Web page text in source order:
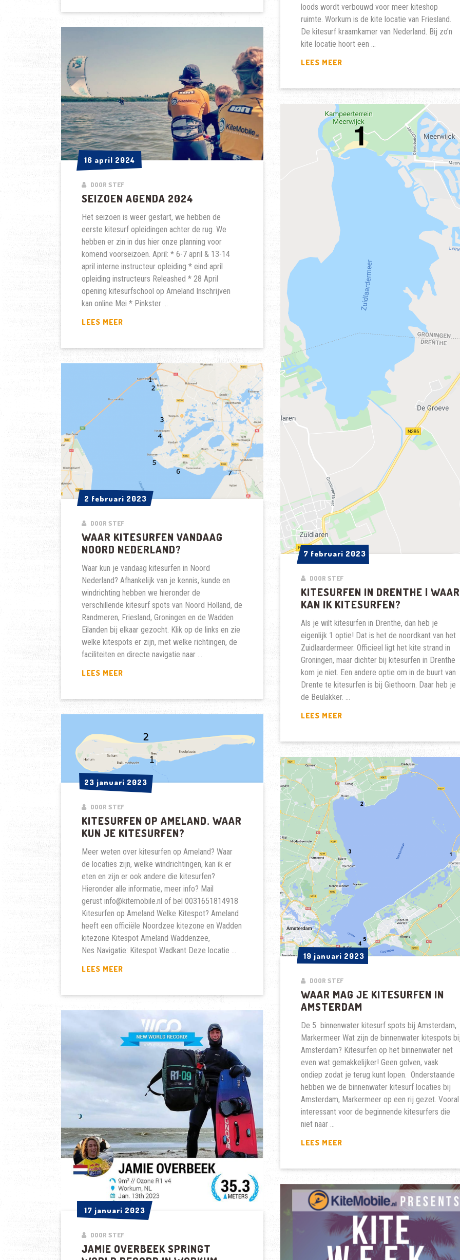
loods wordt verbouwd voor meer kiteshop
ruimte. Workum is de kite locatie van Friesland.
De kitesurf kraamkamer van Nederland. Bij zo’n
kite locatie hoort een …
LEES MEER
KITE
SHOP
IN
WORKUM,
FRIESLAND
16 april 2024
16 april 2024
DOOR STEF
SEIZOEN AGENDA 2024
Het seizoen is weer gestart, we hebben de
eerste kitesurf opleidingen achter de rug. We
hebben er zin in dus hier onze planning voor
komend voorseizoen. April: * 6-7 april & 13-14
april interne instructeur opleiding * eind april
opleiding instructeurs Releashed * 28 April
opening kitesurfschool op Ameland Inschrijven
kan online Mei * Pinkster …
LEES MEERSEIZOEN
7 februari 2023
7 februari 2023
DOOR STEF
KITESURFEN IN DRENTHE | WAAR
KAN IK KITESURFEN?
Als je wilt kitesurfen in Drenthe, dan heb je
eigenlijk 1 optie! Dat is het de noordkant van het
Zuidlaardermeer. Officieel ligt het kite strand in
Groningen, maar dichter bij kitesurfen in Drenthe
kom je niet. Een andere optie om in de buurt van
Drente te kitesurfen is bij Giethoorn. Daar heb je
de Beulakker. …
LEES MEER
WAAR
KAN
IK
KITESURFEN?
2 februari 2023
2 februari 2023
DOOR STEF
WAAR KITESURFEN VANDAAG
NOORD NEDERLAND?
Waar kun je vandaag kitesurfen in Noord
Nederland? Afhankelijk van je kennis, kunde en
windrichting hebben we hieronder de
verschillende kitesurf spots van Noord Holland, de
Randmeren, Friesland, Groningen en de Wadden
Eilanden bij elkaar gezocht. Klik op de links en zie
welke kitespots er zijn, met welke richtingen, de
faciliteiten en directe navigatie naar …
LEES MEERWAAR
NOORD
NEDERLAND?
23 januari 2023
23 januari 2023
DOOR STEF
KITESURFEN OP AMELAND. WAAR
KUN JE KITESURFEN?
Meer weten over kitesurfen op Ameland? Waar
de locaties zijn, welke windrichtingen, kan ik er
eten en zijn er ook andere die kitesurfen?
Hieronder alle informatie, meer info? Mail
gerust info@kitemobile.nl of bel 0031651814918
Kitesurfen op Ameland Welke Kitespot? Ameland
heeft een officiële Noordzee kitezone en Wadden
kitezone Kitespot Ameland Waddenzee,
Nes Navigatie: Kitespot Wadkant Deze locatie …
LEES MEERKITESURFEN
KUN
KITESURFEN?
19 januari 2023
19 januari 2023
DOOR STEF
WAAR MAG JE KITESURFEN IN
AMSTERDAM
De 5 binnenwater kitesurf spots bij Amsterdam,
Markermeer Wat zijn de binnenwater kitespots
Amsterdam? Kitesurfen op het binnenwater net
even wat gemakkelijker! Geen golven, vaak
ondiep zodat je terug kunt lopen. Onderstaande
hebben we de binnenwater kitesurf locaties bij
Amsterdam, Markermeer op een rij gezet. Vooral
interessant voor de beginnende kitesurfers die
niet naar …
LEES MEER
IN
AMSTERDAM
17 januari 2023
17 januari 2023
DOOR STEF
JAMIE OVERBEEK SPRINGT